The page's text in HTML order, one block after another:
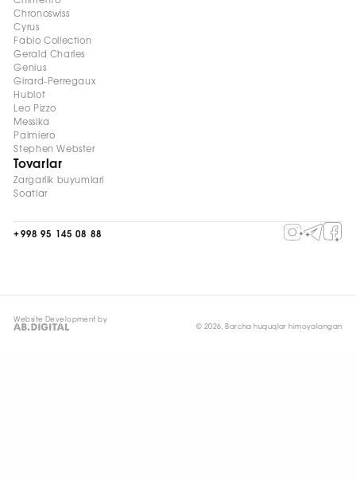
Chronoswiss
Cyrus
Fabio Collection
Gerald Charles
Genius
Girard-Perregaux
Hublot
Leo Pizzo
Messika
Palmiero
Stephen Webster
Tovarlar
Zargarlik buyumlari
Soatlar
+998 95 145 08 88
Website Development by
© 2026, Barcha huquqlar himoyalangan